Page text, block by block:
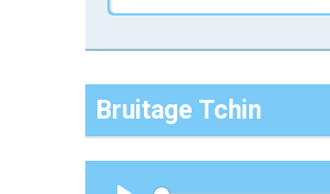
Bruitage Tchin